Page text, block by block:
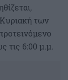
Κυριακή των
τις 6:00 μ.μ.